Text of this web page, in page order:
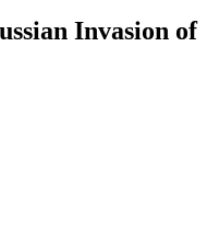
Invasion of